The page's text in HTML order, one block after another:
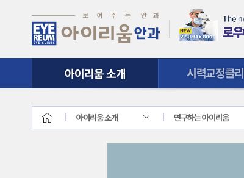
시력교정클리닉 질환클리닉
아이리움 소개 연구하는 아이리움